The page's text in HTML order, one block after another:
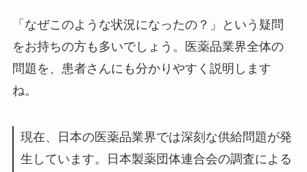
「なぜこのような状況になったの？」という疑問
をお持ちの方も多いでしょう。医薬品業界全体の
問題を、患者さんにも分かりやすく説明します
ね。
現在、日本の医薬品業界では深刻な供給問題が発
生しています。日本製薬団体連合会の調査による